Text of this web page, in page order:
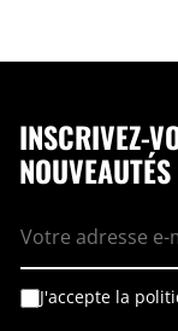
INSCRIVEZ-
NOUVEAUTÉS
-
a
i
l
E
A
c
J'accepte la